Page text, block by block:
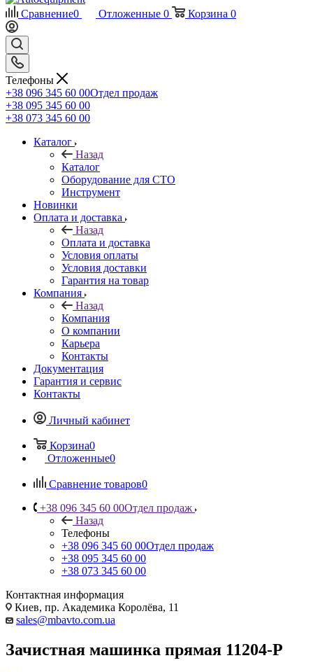
Сравнение0 Отложенные 0 Корзина 0
Телефоны
+38 096 345 60 00Отдел продаж
+38 095 345 60 00
+38 073 345 60 00
Каталог
Назад
Каталог
Оборудование для СТО
Инструмент
Новинки
Оплата и доставка
Назад
Оплата и доставка
Условия оплаты
Условия доставки
Гарантия на товар
Компания
Назад
Компания
О компании
Карьера
Контакты
Документация
Гарантия и сервис
Контакты
Личный кабинет
Корзина0
Отложенные0
Сравнение товаров0
+38 096 345 60 00Отдел продаж
Назад
Телефоны
+38 096 345 60 00Отдел продаж
+38 095 345 60 00
+38 073 345 60 00
Контактная информация
Киев, пр. Академика Королёва, 11
sales@mbavto.com.ua
Зачистная машинка прямая 11204-P